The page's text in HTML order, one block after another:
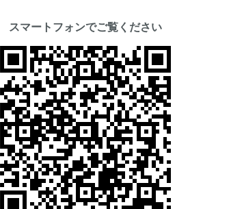
スマートフォンでご覧ください